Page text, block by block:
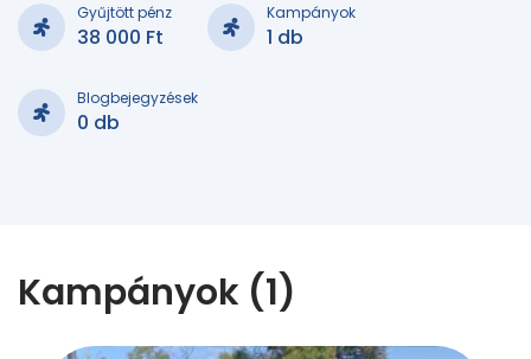
Gyűjtött pénz
38 000 Ft
Kampányok
1 db
Blogbejegyzések
0 db
Kampányok (1)